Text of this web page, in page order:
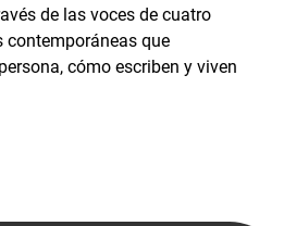
de las voces de cuatro
contemporáneas que
cómo escriben y viven